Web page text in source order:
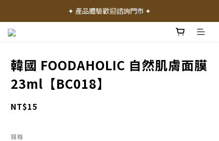
✦ 加入會員就送 50 元購物禮金 ✦
✦ 產品體驗歡迎諮詢門市 ✦
韓國 FOODAHOLIC 自然肌膚面膜
23ml【BC018】
NT$15
規格